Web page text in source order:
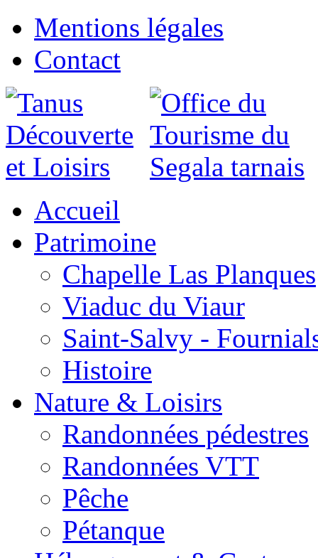
Mentions légales
Contact
Accueil
Patrimoine
Chapelle Las Planques
Viaduc du Viaur
Saint-Salvy -
Histoire
Nature & Loisirs
Randonnées pédestres
Randonnées VTT
Pêche
Pétanque